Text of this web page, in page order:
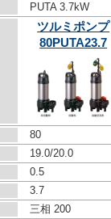
PUTA 3.7kW
ツルミポンプ
80PUTA23.7
80
19.0/20.0
0.5
3.7
三相 200